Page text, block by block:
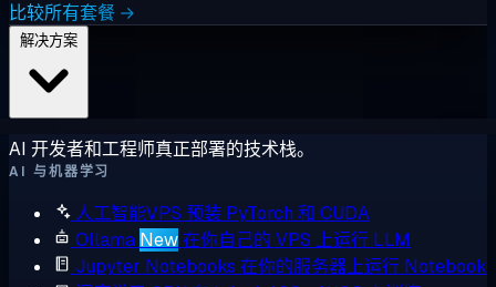
比较所有套餐 →
AI 开发者和工程师真正部署的技术栈。
AI 与机器学习
人工智能VPS 预装 PyTorch 和 CUDA
Ollama New在你自己的 VPS 上运行 LLM
Jupyter Notebooks 在你的服务器上运行 Notebook